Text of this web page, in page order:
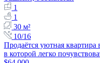
1
1
30 м²
10/16
Продаётся уютная
в которой легко